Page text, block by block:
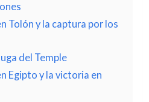
Tolón y la captura por los
del Temple
Egipto y la victoria en